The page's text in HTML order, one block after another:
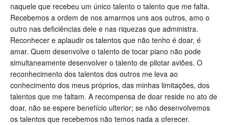
naquele que recebeu um único talento o talento que me falta.
Recebemos a ordem de nos amarmos uns aos outros, amo o
outro nas deficiências dele e nas riquezas que administra.
Reconhecer e aplaudir os talentos que não tenho é doar, é
amar. Quem desenvolve o talento de tocar piano não pode
simultaneamente desenvolver o talento de pilotar aviões. O
reconhecimento dos talentos dos outros me leva ao
conhecimento dos meus próprios, das minhas limitações, dos
talentos que me faltam. A recompensa de doar reside no ato de
doar, não se espere benefício ulterior; se não desenvolvemos
os talentos que recebemos não temos nada a oferecer.